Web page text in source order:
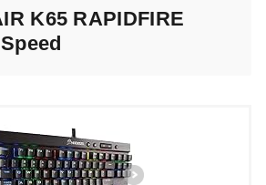
K65 RAPIDFIRE